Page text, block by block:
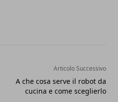
Articolo Successivo
A che cosa serve il robot da
cucina e come sceglierlo